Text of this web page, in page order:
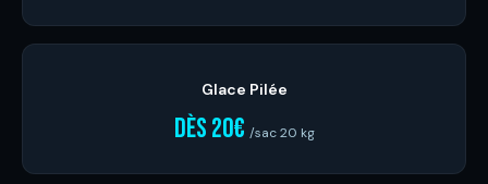
Glace Pilée
dès 20€ /sac 20 kg